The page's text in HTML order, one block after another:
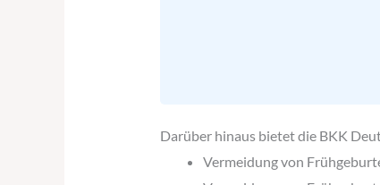
Darüber hinaus bietet die BKK
Vermeidung von